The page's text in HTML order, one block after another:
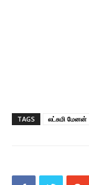
TAGS லட்சுமி மேனன்